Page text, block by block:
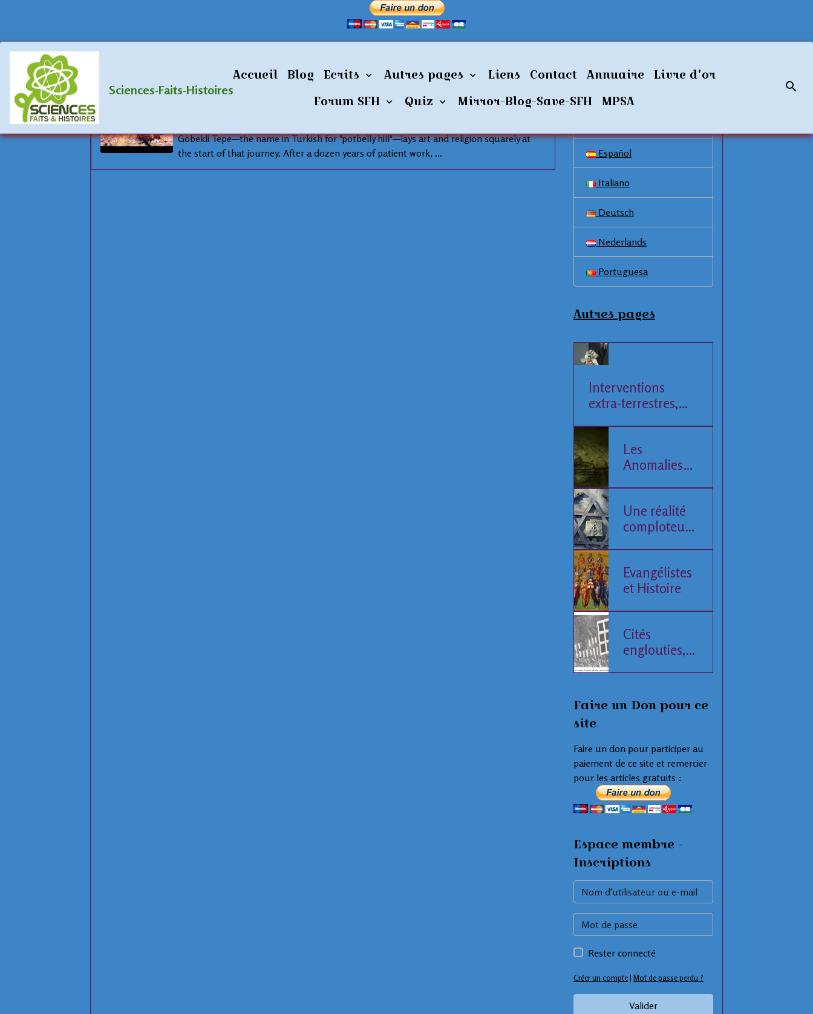
Sciences-Faits-Histoires
Accueil Blog Ecrits Autres pages Liens Contact Annuaire
Livre d'or
Forum SFH
Quiz Mirror-Blog-Save-SFH MPSA
12,000 Years Old Ancient Temple Structure - Göbekli Tepe ,
Göbekli Tepe—the name in Turkish for "potbelly hill"—lays art and religion squarely at
the start of that journey. After a dozen years of patient work, ...
Français
Español
Italiano
Deutsch
Nederlands
Portuguesa
Autres pages
Interventions
extra-terrestres,
Les
Anomalies
Une réalité
comploteuse
Evangélistes
et Histoire
Cités
englouties,
Faire un Don pour ce
site
Faire un don pour participer au
paiement de ce site et remercier
pour les articles gratuits :
Espace membre -
Inscriptions
Rester connecté
Créer un compte| Mot de passe perdu ?
Valider